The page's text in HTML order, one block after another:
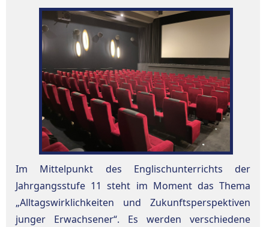
Im Mittelpunkt des Englischunterrichts der
Jahrgangsstufe 11 steht im Moment das Thema
„Alltagswirklichkeiten und Zukunftsperspektiven
junger Erwachsener“. Es werden verschiedene